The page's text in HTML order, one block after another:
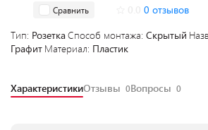
Сравнить 0 отзывов
Тип: РозеткаСпособ монтажа: Скрытый
Графит Материал: Пластик
ХарактеристикиОтзывы 0Вопросы 0